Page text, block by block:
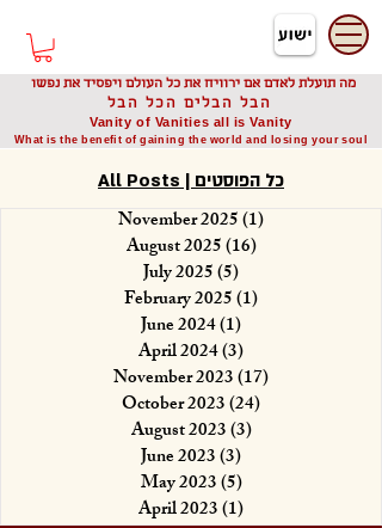
מה תועלת לאדם אם ירוויח את כל העולם ויפסיד את נפשו
הבל הבלים הכל הבל
Vanity of Vanities all is Vanity
What is the benefit of gaining the world and losing your soul
All Posts | כל הפוסטים
November 2025(1)
August 2025(16)16 posts
July 2025(5)
February 2025(1)
June 2024(1)
April 2024(3)
November 2023(17)
October 2023(24)
August 2023(3)3 posts
June 2023(3)
May 2023(5)5 posts
April 2023(1)